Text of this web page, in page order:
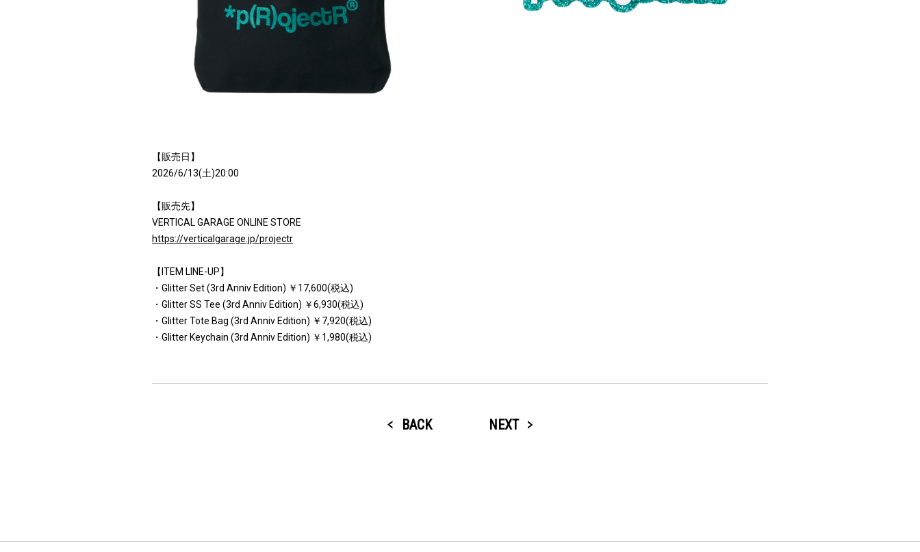
【販売日】
2026/6/13(土)20:00
【販売先】
VERTICAL GARAGE ONLINE STORE
https://verticalgarage.jp/projectr
【ITEM LINE-UP】
・Glitter Set (3rd Anniv Edition) ￥17,600(税込)
・Glitter SS Tee (3rd Anniv Edition) ￥6,930(税込)
・Glitter Tote Bag (3rd Anniv Edition) ￥7,920(税込)
・Glitter Keychain (3rd Anniv Edition) ￥1,980(税込)
BACK NEXT